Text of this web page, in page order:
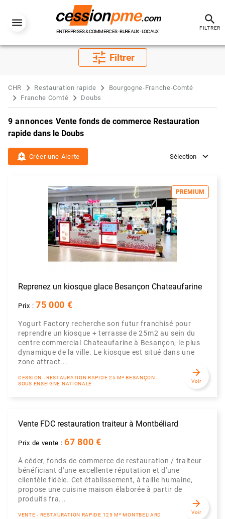
ENTREPRISES & COMMERCES - BUREAUX - LOCAUX
search
FILTRER
tune Filtrer
CHR Restauration rapide
Bourgogne-Franche-Comté
Franche Comté
Doubs
9 annonces Vente fonds de commerce Restauration
rapide dans le Doubs
add_alert Créer une Alerte Sélection
PREMIUM
Reprenez un kiosque glace Besançon Chateaufarine
Prix : 75 000 €
Yogurt Factory recherche son futur franchisé pour
reprendre un kiosque + terrasse de 25m2 au sein du
centre commercial Chateaufarine à Besançon, le plus
dynamique de la ville. Le kiosque est situé dans une
zone attract...
CESSION - RESTAURATION RAPIDE 25 M² BESANÇON -
SOUS ENSEIGNE NATIONALE
arrow_forward
Voir
Vente FDC restauration traiteur à Montbéliard
Prix de vente :67 800 €
À céder, fonds de commerce de restauration / traiteur
bénéficiant d'une excellente réputation et d'une
clientèle fidèle. Cet établissement, à taille humaine,
propose une cuisine maison élaborée à partir de
produits fra...
VENTE - RESTAURATION RAPIDE 125 M² MONTBELIARD
arrow_forward
Voir